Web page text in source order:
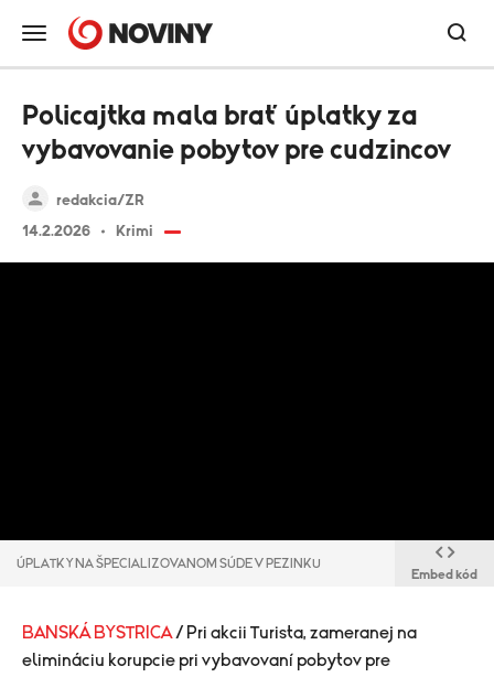
redakcia/ZR
14.2.2026
Krimi
Policajtka mala brať úplatky za
vybavovanie pobytov pre cudzincov
ÚPLATKY NA ŠPECIALIZOVANOM SÚDE V PEZINKU
Embed kód
BANSKÁ BYSTRICA / Pri akcii Turista, zameranej na
elimináciu korupcie pri vybavovaní pobytov pre